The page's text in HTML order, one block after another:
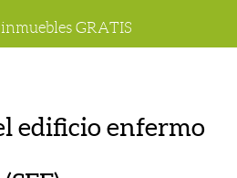
inmuebles GRATIS
edificio enfermo